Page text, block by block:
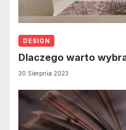
DESIGN
Dlaczego warto
30 Sierpnia 2023